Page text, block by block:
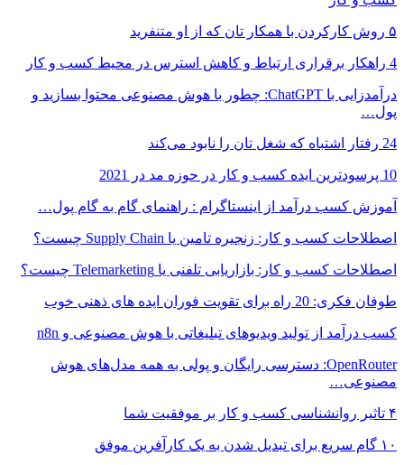
۵ روش کارکردن با همکار تان که از او متنفرید
4 راهکار برقراری ارتباط و کاهش استرس در محیط کسب و کار
درآمدزایی با ChatGPT: چطور با هوش مصنوعی محتوا بسازید و
پول…
24 رفتار اشتباه که شغل تان را نابود می‌کند
10 پرسودترین ایده کسب و کار در حوزه مد در 2021
آموزش کسب درآمد از اینستاگرام : راهنمای گام به گام پول…
اصطلاحات کسب و کار: زنجیره تامین یا Supply Chain چیست؟
اصطلاحات کسب و کار: بازاریابی تلفنی یا Telemarketing چیست؟
طوفان فکری: 20 راه برای تقویت فوران ایده های ذهنی خوب
کسب درآمد از تولید ویدیوهای تبلیغاتی با هوش مصنوعی و n8n
OpenRouter: دسترسی رایگان و پولی به همه مدل‌های هوش
مصنوعی…
۴ تاثیر روانشناسی کسب و کار بر موفقیت شما
۱۰ گام سریع برای تبدیل شدن به یک کارآفرین موفق